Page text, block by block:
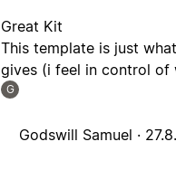
Great Kit
This template is just
gives (i feel in control of
G
Godswill Samuel ·